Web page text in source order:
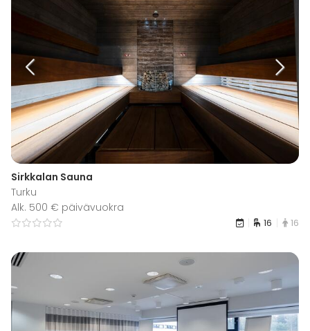
Sirkkalan Sauna
Turku
Alk. 500 € päivävuokra
16 16